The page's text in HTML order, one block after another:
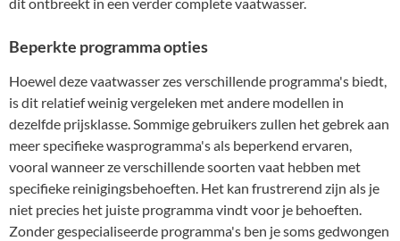
Beperkte programma opties
Hoewel deze vaatwasser zes verschillende programma's biedt,
is dit relatief weinig vergeleken met andere modellen in
dezelfde prijsklasse. Sommige gebruikers zullen het gebrek aan
meer specifieke wasprogramma's als beperkend ervaren,
vooral wanneer ze verschillende soorten vaat hebben met
specifieke reinigingsbehoeften. Het kan frustrerend zijn als je
niet precies het juiste programma vindt voor je behoeften.
Zonder gespecialiseerde programma's ben je soms gedwongen